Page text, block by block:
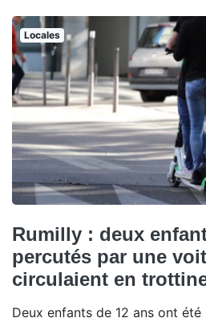
Locales
Rumilly : deux
percutés par une
circulaient en
Deux enfants de 12 ans ont